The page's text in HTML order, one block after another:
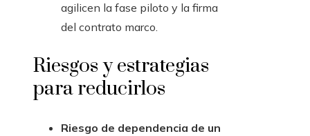
agilicen la fase piloto y la firma
del contrato marco.
Riesgos y estrategias
para reducirlos
Riesgo de dependencia de un